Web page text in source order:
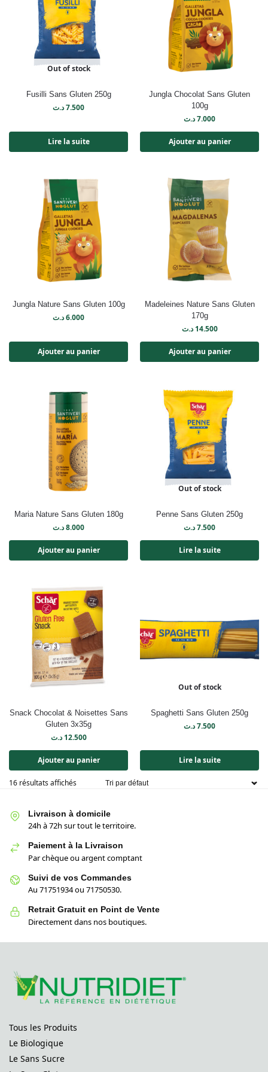
Out of stock
Fusilli Sans Gluten 250g
7.500د.ت
Lire la suite
Jungla Chocolat Sans Gluten
100g
7.000د.ت
Ajouter au panier
Jungla Nature Sans Gluten 100g
6.000د.ت
Ajouter au panier
Madeleines Nature Sans Gluten
170g
14.500 د.ت
Ajouter au panier
Maria Nature Sans Gluten 180g
8.000د.ت
Ajouter au panier
Out of stock
Penne Sans Gluten 250g
7.500د.ت
Lire la suite
Snack Chocolat & Noisettes Sans
Gluten 3x35g
12.500 د.ت
Ajouter au panier
Out of stock
Spaghetti Sans Gluten 250g
7.500د.ت
Lire la suite
16 résultats affichés
Livraison à domicile
24h à 72h sur tout le territoire.
Paiement à la Livraison
Par chèque ou argent comptant
Suivi de vos Commandes
Au 71751934 ou 71750530.
Retrait Gratuit en Point de Vente
Directement dans nos boutiques.
Tous les Produits
Le Biologique
Le Sans Sucre